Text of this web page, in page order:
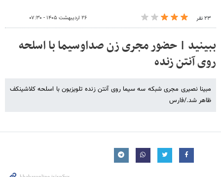
۲۳ نفر ۲۶ اردیبهشت ۱۴۰۵ - ۰۷:۳۰
ببینید | حضور مجری زن صداوسیما با اسلحه
روی آنتن زنده
مبینا نصیری مجری شبکه سه سیما روی آنتن زنده تلویزیون با اسلحه کلاشینکف
ظاهر شد./فارس